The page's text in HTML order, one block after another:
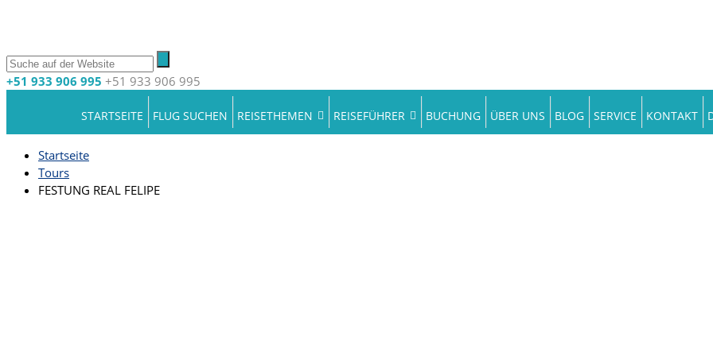
+51 933 906 995 +51 933 906 995
STARTSEITE FLUG SUCHEN REISETHEMEN REISEFÜHRER BUCHUNG ÜBER UNS BLOG SERVICE KONTAKT
Startseite
Tours
FESTUNG REAL FELIPE